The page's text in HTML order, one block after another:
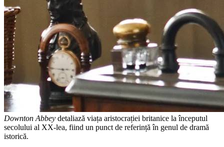
Downton Abbey detaliază viața aristocrației britanice la începutul
secolului al XX-lea, fiind un punct de referință în genul de dramă
istorică.